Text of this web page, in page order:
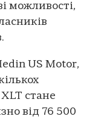
можливості,
US Motor,
стане
від 76 500